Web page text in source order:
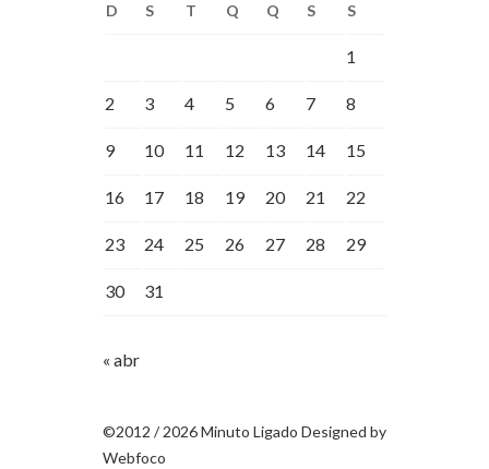
D S T Q Q S S
1
2 3 4 5 6 7 8
9 10 11 12 13 14 15
16 17 18 19 20 21 22
23 24 25 26 27 28 29
30 31
« abr
©2012 / 2026 Minuto Ligado Designed by
Webfoco